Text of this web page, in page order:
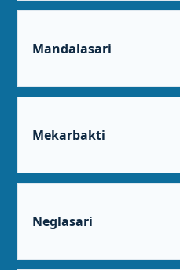
Mandalasari
Mekarbakti
Neglasari